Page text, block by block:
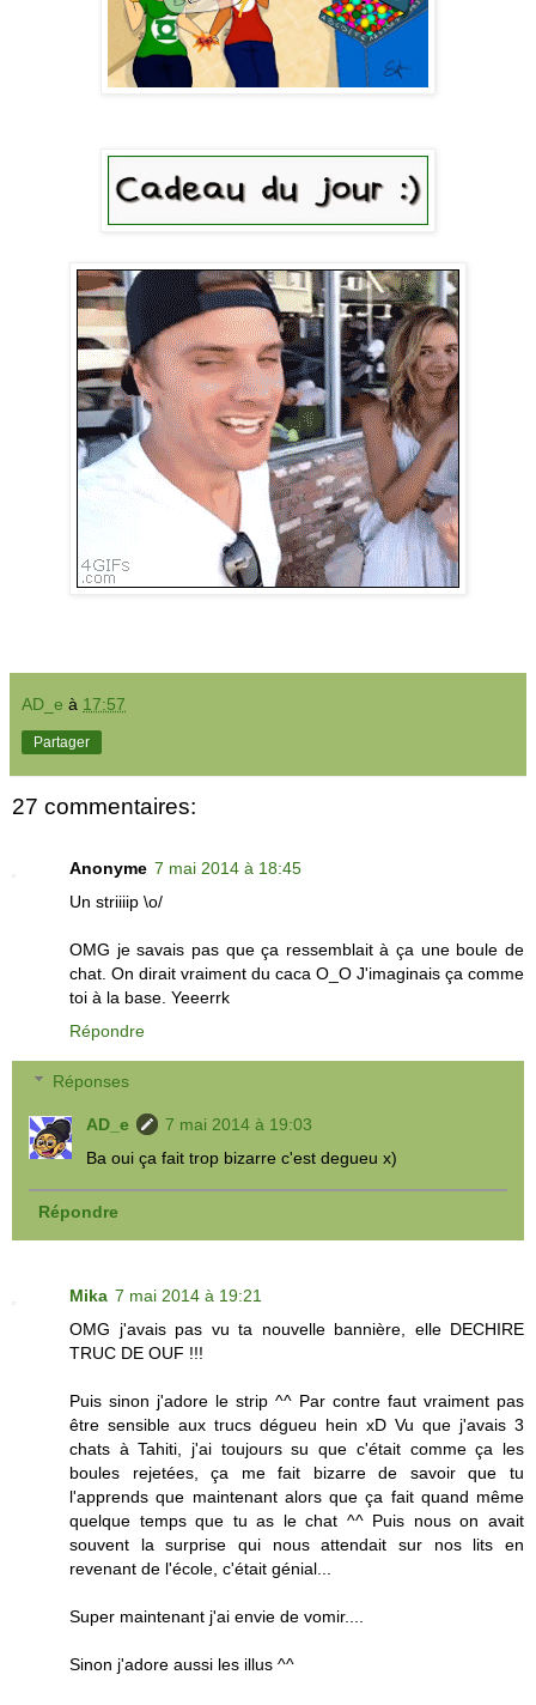
AD_e à 17:57
Partager
27 commentaires:
Anonyme 7 mai 2014 à 18:45
Un striiiip \o/
OMG je savais pas que ça ressemblait à ça une boule de
chat. On dirait vraiment du caca O_O J'imaginais ça comme
toi à la base. Yeeerrk
Répondre
Réponses
AD_e
7 mai 2014 à 19:03
Ba oui ça fait trop bizarre c'est degueu x)
Répondre
Mika 7 mai 2014 à 19:21
OMG j'avais pas vu ta nouvelle bannière, elle DECHIRE
TRUC DE OUF !!!
Puis sinon j'adore le strip ^^ Par contre faut vraiment pas
être sensible aux trucs dégueu hein xD Vu que j'avais 3
chats à Tahiti, j'ai toujours su que c'était comme ça les
boules rejetées, ça me fait bizarre de savoir que tu
l'apprends que maintenant alors que ça fait quand même
quelque temps que tu as le chat ^^ Puis nous on avait
souvent la surprise qui nous attendait sur nos lits en
revenant de l'école, c'était génial...
Super maintenant j'ai envie de vomir....
Sinon j'adore aussi les illus ^^